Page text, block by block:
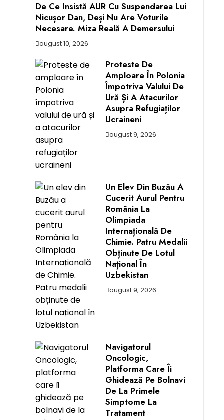
De Ce Insistă AUR Cu Suspendarea Lui
Nicușor Dan, Deși Nu Are Voturile
Necesare. Miza Reală A Demersului
august 10, 2026
Proteste De
Amploare În Polonia
Împotriva Valului De
Ură Și A Atacurilor
Asupra Refugiaților
Ucraineni
august 9, 2026
Un Elev Din Buzău A
Cucerit Aurul Pentru
România La
Olimpiada
Internațională De
Chimie. Patru Medalii
Obținute De Lotul
Național În
Uzbekistan
august 9, 2026
Navigatorul
Oncologic,
Platforma Care Îi
Ghidează Pe Bolnavi
De La Primele
Simptome La
Tratament